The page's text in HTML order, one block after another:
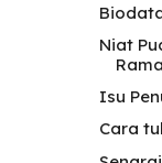
Niat
Isu
Cara